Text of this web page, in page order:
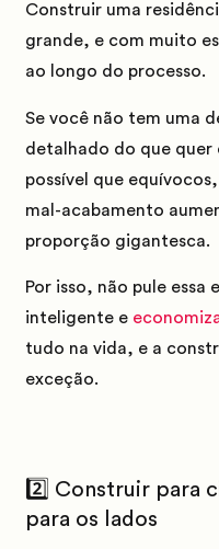
Construir uma
grande, e com muito
ao longo do processo.
Se você não tem uma
detalhado do que quer
possível que
mal-acabamento
proporção gigantesca.
Por isso, não pule essa
inteligente e
tudo na vida, e a
exceção.
2️⃣ Construir para
para os lados